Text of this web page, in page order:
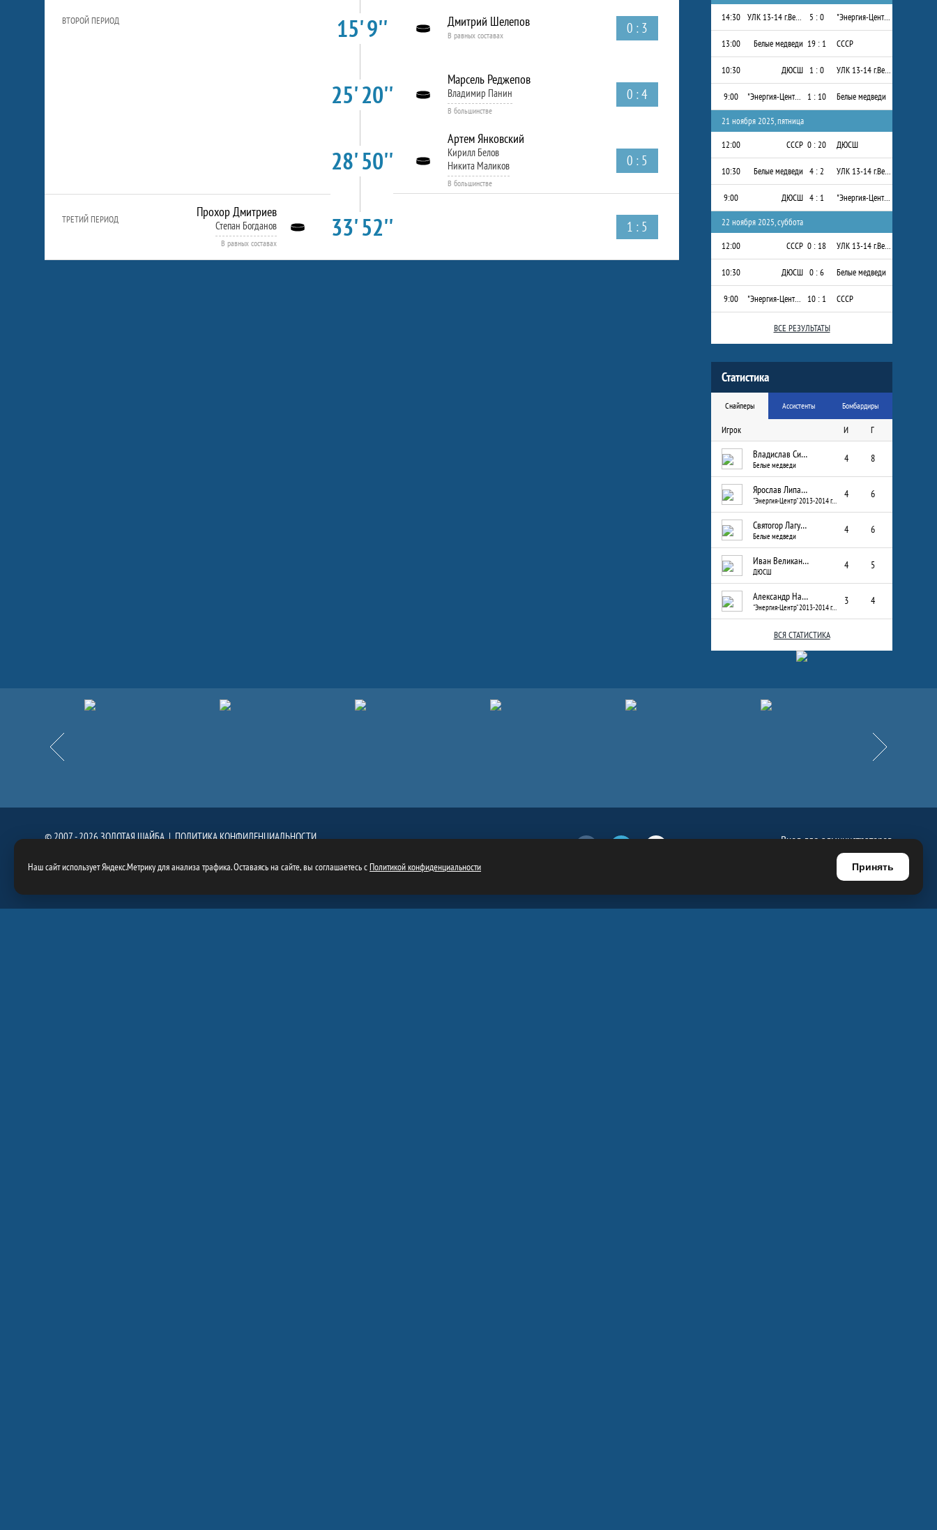
ВТОРОЙ ПЕРИОД 15' 9'' Дмитрий Шелепов
В равных составах 0 : 3
25' 20'' Марсель Реджепов
Владимир Панин
В большинстве
0 : 4
28' 50''
Артем Янковский
Кирилл Белов
Никита Маликов
В большинстве
0 : 5
ТРЕТИЙ ПЕРИОД Прохор Дмитриев
Степан Богданов
В равных составах
33' 52'' 1 : 5
14:30
УЛК 13-14 г.Вельск 5 : 0 "Энергия-Центр" 2013-2014 г.р.
13:00 Белые медведи 19 : 1 СССР
10:30 ДЮСШ 1 : 0 УЛК 13-14 г.Вельск
9:00 "Энергия-Центр" 2013-2014 г.р. 1 : 10 Белые медведи
21 ноября 2025, пятница
12:00
СССР 0 : 20 ДЮСШ
10:30 Белые медведи 4 : 2 УЛК 13-14 г.Вельск
9:00 ДЮСШ 4 : 1 "Энергия-Центр" 2013-2014 г.р.
22 ноября 2025, суббота
12:00
СССР 0 : 18 УЛК 13-14 г.Вельск
10:30 ДЮСШ 0 : 6 Белые медведи
9:00 "Энергия-Центр" 2013-2014 г.р. 10 : 1 СССР
ВСЕ РЕЗУЛЬТАТЫ
Статистика
Снайперы Ассистенты Бомбардиры
Игрок И Г
Владислав Сизых 4 8
Белые медведи
Ярослав Липатов 4 6
"Энергия-Центр" 2013-2014 г.р.
Святогор Лагуткин 4 6
Белые медведи
Иван Великанов 4 5
ДЮСШ
Александр Назаров 3 4
"Энергия-Центр" 2013-2014 г.р.
ВСЯ СТАТИСТИКА
Назад
Партнёры
Вперёд
© 2007 - 2026 ЗОЛОТАЯ ШАЙБА |ПОЛИТИКА КОНФИДЕНЦИАЛЬНОСТИ
Вход для администраторов
Регистрация для администраторов
Наш сайт использует Яндекс.Метрику для анализа трафика. Оставаясь на сайте, вы соглашаетесь сПолитикой конфиденциальности Принять